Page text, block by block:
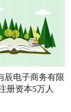
辰电子商务有限
册资本5万人